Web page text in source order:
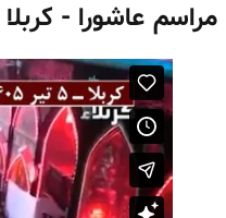
مراسم عاشورا - کربلا